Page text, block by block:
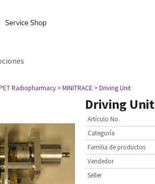
Radiopharmacy > MINITRACE > Driving Unit
Driving Unit
Artículo No.
Categoría
Familia de productos
Vendedor
Seller